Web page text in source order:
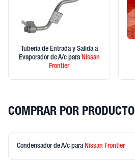
Tuberia de Entrada y Salida a
Evaporador de A/c paraNissan
Frontier
COMPRAR POR PRODUCTO
Condensador de A/c para Nissan Frontier